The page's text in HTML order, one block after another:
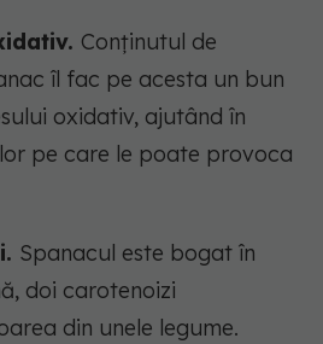
Conținutul de
îl fac pe acesta un bun
oxidativ, ajutând în
pe care le poate provoca
Spanacul este bogat în
doi carotenoizi
din unele legume.